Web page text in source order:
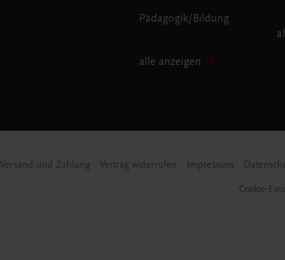
Pädagogik/Bildung
alle anzeigen
Versand und Zahlung Vertrag widerrufen Impressum
Cookie-